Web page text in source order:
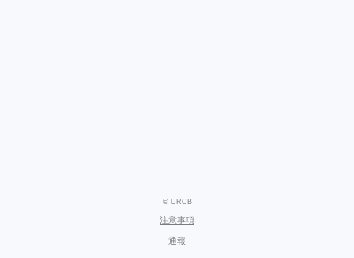
© URCB
注意事項
通報